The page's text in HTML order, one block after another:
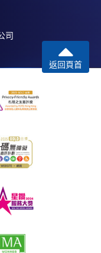
司
返回頁首